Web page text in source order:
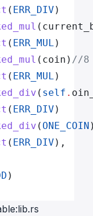
( ERR_DIV )
( ERR_MUL )
(coin) //8
( ERR_MUL )
( self .
( ERR_DIV )
( ONE_COIN
( ERR_DIV ),
)